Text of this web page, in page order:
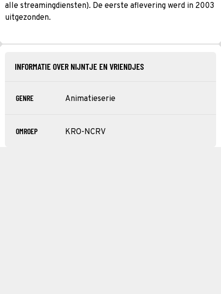
alle streamingdiensten). De eerste aflevering werd in 2003
uitgezonden.
INFORMATIE OVER NIJNTJE EN VRIENDJES
GENRE Animatieserie
OMROEP KRO-NCRV